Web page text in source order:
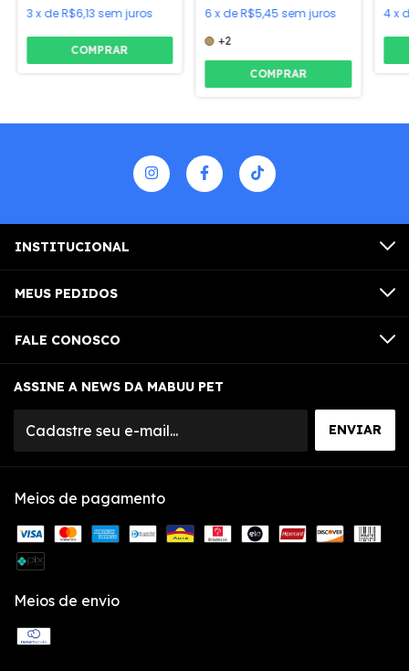
3x deR$6,13 sem juros
COMPRAR
6 x deR$5,45 sem juros
+2
COMPRAR
4x
INSTITUCIONAL
MEUS PEDIDOS
FALE CONOSCO
ASSINE A NEWS DA MABUU PET
Meios de pagamento
Meios de envio